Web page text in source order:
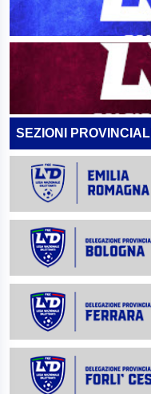
SEZIONI PROVINCIALI